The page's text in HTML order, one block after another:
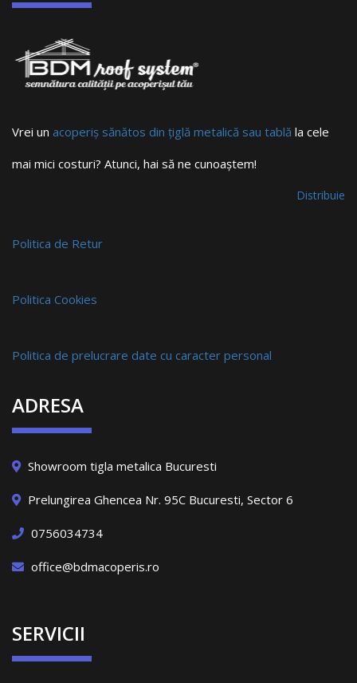
Vrei un acoperiș sănătos din țiglă metalică sau tablă la cele
mai mici costuri? Atunci, hai să ne cunoaștem!
Distribuie
Politica de Retur
Politica Cookies
Politica de prelucrare date cu caracter personal
ADRESA
Showroom tigla metalica Bucuresti
Prelungirea Ghencea Nr. 95C Bucuresti, Sector 6
0756034734
office@bdmacoperis.ro
SERVICII